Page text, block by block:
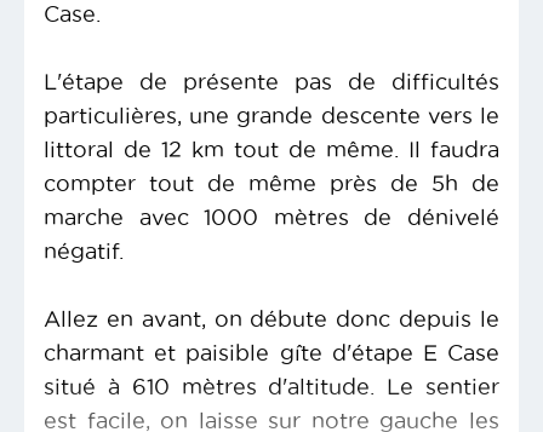
Case.
L'étape de présente pas de difficultés
particulières, une grande descente vers le
littoral de 12 km tout de même. Il faudra
compter tout de même près de 5h de
marche avec 1000 mètres de dénivelé
négatif.
Allez en avant, on débute donc depuis le
charmant et paisible gîte d'étape E Case
situé à 610 mètres d'altitude. Le sentier
est facile, on laisse sur notre gauche les